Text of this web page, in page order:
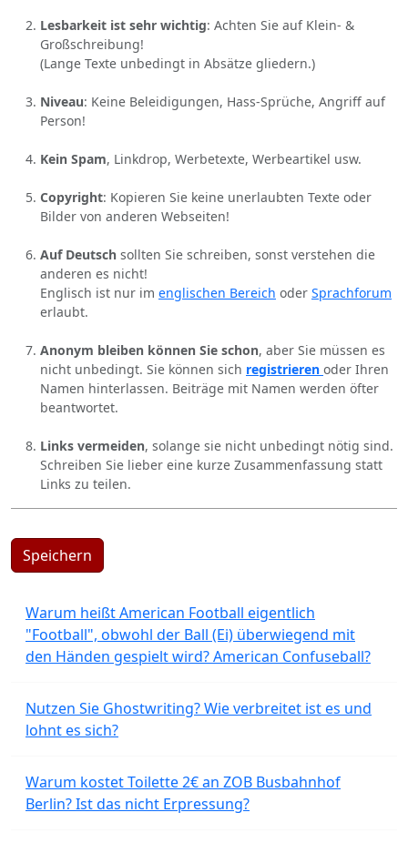
Lesbarkeit ist sehr wichtig: Achten Sie auf Klein- &
Großschreibung!
(Lange Texte unbedingt in Absätze gliedern.)
Niveau: Keine Beleidigungen, Hass-Sprüche, Angriff auf
Person!
Kein Spam, Linkdrop, Werbetexte, Werbeartikel usw.
Copyright: Kopieren Sie keine unerlaubten Texte oder
Bilder von anderen Webseiten!
Auf Deutsch sollten Sie schreiben, sonst verstehen die
anderen es nicht!
Englisch ist nur im englischen Bereich oder Sprachforum
erlaubt.
Anonym bleiben können Sie schon, aber Sie müssen es
nicht unbedingt. Sie können sich registrieren oder Ihren
Namen hinterlassen. Beiträge mit Namen werden öfter
beantwortet.
Links vermeiden, solange sie nicht unbedingt nötig sind.
Schreiben Sie lieber eine kurze Zusammenfassung statt
Links zu teilen.
Speichern
Warum heißt American Football eigentlich
"Football", obwohl der Ball (Ei) überwiegend mit
den Händen gespielt wird? American Confuseball?
Nutzen Sie Ghostwriting? Wie verbreitet ist es und
lohnt es sich?
Warum kostet Toilette 2€ an ZOB Busbahnhof
Berlin? Ist das nicht Erpressung?